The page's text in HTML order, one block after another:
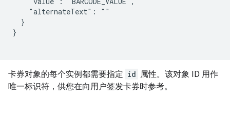
    "alternateText": ""
  }
}
卡券对象的每个实例都需要指定 id 属性。该对象 ID 用作
唯一标识符，供您在向用户签发卡券时参考。